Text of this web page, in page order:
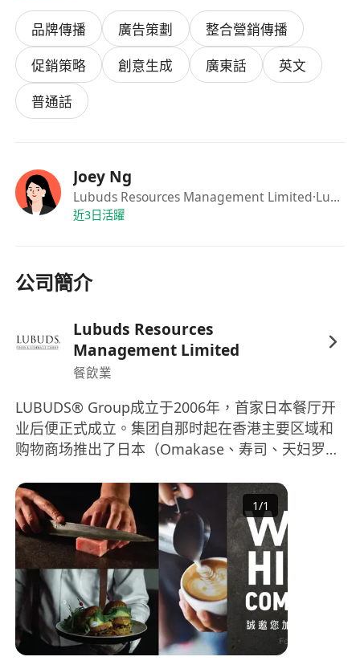
本及創意簡報
與內部團隊、內容創作者、製作夥伴及KOL合
作，製作高質素且符合品牌定位的內容
3. 數據分析與成效優化
監察及分析關鍵指標，包括瀏覽量、互動率、粉
絲增長、流量及轉換
佈節奏
測試新內容形式、創意概念及方法，以最大化自
然成效
進行競爭對手及行業研究，確保品牌保持創新及
建立及管理線上社群，提升品牌信任度、互動及
忠誠度
經驗者優先）
具備小紅書、抖音、微信及大眾點評的實戰操作
經驗
深入了解中國平台的演算法、內容趨勢及最佳實
踐
具創意、數據分析能力強、注重執行及成果導向
能操流利廣東話者優先
只考慮持有香港身份證的候選人
品牌傳播 廣告策劃
整合營銷傳播
促銷策略
創意生成 廣東話
英文
普通話
Joey Ng
Lubuds Resources Management Limited·Lubuds F&B Group
近3日活躍
公司簡介
Lubuds Resources
Management Limited
餐飲業
LUBUDS® Group成立于2006年，首家日本餐厅开
业后便正式成立。集团自那时起在香港主要区域和
购物商场推出了日本（Omakase、寿司、天妇罗、
点心），越南式，法式，牛排馆，意大利式，咖啡
厅，欧陆及西方融合菜肴，以及现代亚洲等等多个
概念。LUBUDS®在香港和澳门不断扩张，在香港及
澳门拥有超过1200名员工和43多家屡获殊荣的餐饮
店。集团一直在美食领域树立其存在，并致力于向
顾客提供高品质的食品和服务。 LUBUDS® Group
was established in 2006 after the opening of its
first Japanese restaurant, officially forming the
group. Since then, it has launched multiple
1/1